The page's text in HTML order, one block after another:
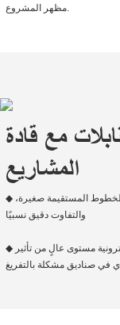
مظهر المشروع.
مع قادة
المشاريع
◆ القطر الخارجي للمنتج صغير نسبيًا، والمسافة بين الخطوط المستقيمة صغيرة،
والتفاوت دقيق نسبيًا
◆ تتطلب مكونات المظهر لاثنين من السلع الاستهلاكية الإلكترونية مستوى عالٍ من تأثير